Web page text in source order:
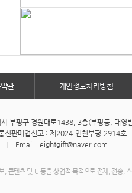
관 개인정보처리방침
시 부평구 경원대로1438, 3층(부평동, 대영
신판매업신고 : 제2024-인천부평-2914호
Email : eightgift@naver.com
콘텐츠 및 UI등을 상업적 목적으로 전재, 전송,